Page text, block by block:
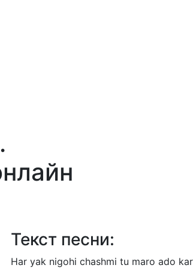
Текст песни:
Har yak nigohi chashmi tu maro ado